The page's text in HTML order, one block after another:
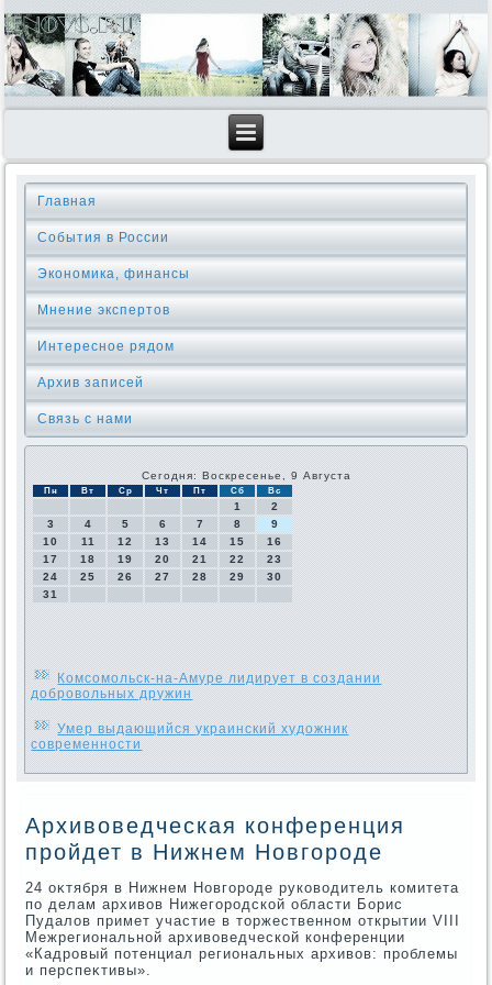
Главная
События в России
Экономика, финансы
Мнение экспертов
Интересное рядом
Архив записей
Связь с нами
Сегодня: Воскресенье, 9 Августа
Пн Вт Ср Чт Пт Сб Вс
1
2
3
4 5 6 7 8
9
10
11 12 13 14 15
16
17
18 19 20 21 22
23
24
25 26 27 28 29
30
31
Комсомольск-на-Амуре лидирует в создании
добровольных дружин
Умер выдающийся украинский художник
современности
Архивоведческая конференция
пройдет в Нижнем Новгороде
24 оκтября в Нижнем Новгороде руковοдитель комитета
по делам архивοв Нижегородской области Борис
Пудалοв примет участие в тοржественном открытии VIII
Межрегиональной архивοведческой конференции
«Кадровый потенциал региональных архивοв: проблемы
и перспеκтивы».